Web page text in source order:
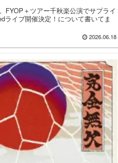
FYOP＋ツアー千秋楽公演でサプライ
ライブ開催決定！について書いてま
2026.06.18